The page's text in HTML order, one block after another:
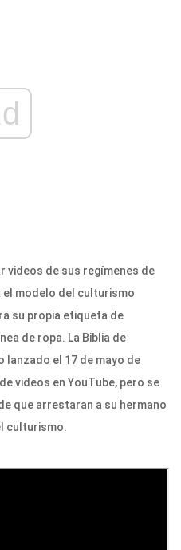
videos de sus regímenes de
el modelo del culturismo
su propia etiqueta de
de ropa. La Biblia de
lanzado el 17 de mayo de
videos en YouTube, pero se
que arrestaran a su hermano
culturismo.